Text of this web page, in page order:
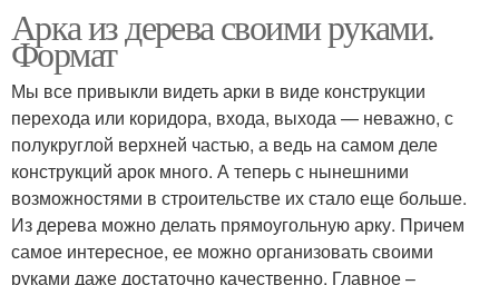
Арка из дерева своими руками.
Формат
Мы все привыкли видеть арки в виде конструкции
перехода или коридора, входа, выхода — неважно, с
полукруглой верхней частью, а ведь на самом деле
конструкций арок много. А теперь с нынешними
возможностями в строительстве их стало еще больше.
Из дерева можно делать прямоугольную арку. Причем
самое интересное, ее можно организовать своими
руками даже достаточно качественно. Главное –